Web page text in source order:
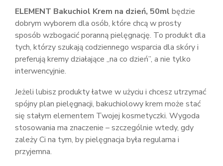
ELEMENT Bakuchiol Krem na dzień, 50ml będzie
dobrym wyborem dla osób, które chcą w prosty
sposób wzbogacić poranną pielęgnację. To produkt dla
tych, którzy szukają codziennego wsparcia dla skóry i
preferują kremy działające „na co dzień”, a nie tylko
interwencyjnie.
Jeżeli lubisz produkty łatwe w użyciu i chcesz utrzymać
spójny plan pielęgnacji, bakuchiolowy krem może stać
się stałym elementem Twojej kosmetyczki. Wygoda
stosowania ma znaczenie – szczególnie wtedy, gdy
zależy Ci na tym, by pielęgnacja była regularna i
przyjemna.